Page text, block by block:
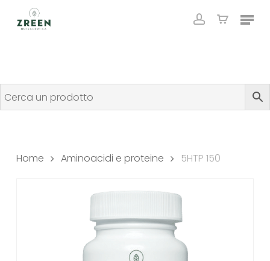
account
Menu
Cart Close
Home Aminoacidi e proteine 5HTP 150